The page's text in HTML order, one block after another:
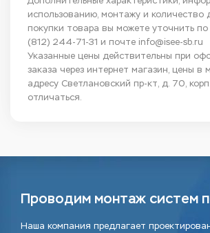
использованию, монтажу и количество
покупки товара вы можете уточнить
(812) 244-71-31 и почте info@isee-sb.ru
Указанные цены действительны при
заказа через интернет магазин, цены в
адресу Светлановский пр-кт, д. 70,
отличаться.
Проводим монтаж систем
Наша компания предлагает